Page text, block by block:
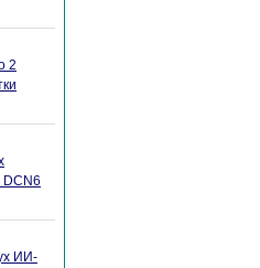
2
DCN6
ИИ-